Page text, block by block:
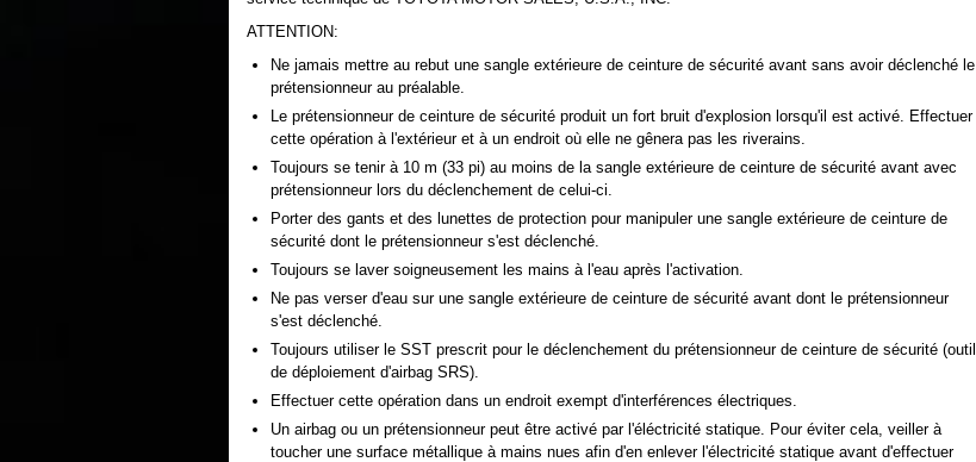
ATTENTION:
Ne jamais mettre au rebut une sangle extérieure de ceinture de sécurité avant sans avoir déclenché le
prétensionneur au préalable.
Le prétensionneur de ceinture de sécurité produit un fort bruit d'explosion lorsqu'il est activé. Effectuer
cette opération à l'extérieur et à un endroit où elle ne gênera pas les riverains.
Toujours se tenir à 10 m (33 pi) au moins de la sangle extérieure de ceinture de sécurité avant avec
prétensionneur lors du déclenchement de celui-ci.
Porter des gants et des lunettes de protection pour manipuler une sangle extérieure de ceinture de
sécurité dont le prétensionneur s'est déclenché.
Toujours se laver soigneusement les mains à l'eau après l'activation.
Ne pas verser d'eau sur une sangle extérieure de ceinture de sécurité avant dont le prétensionneur
s'est déclenché.
Toujours utiliser le SST prescrit pour le déclenchement du prétensionneur de ceinture de sécurité (outil
de déploiement d'airbag SRS).
Effectuer cette opération dans un endroit exempt d'interférences électriques.
Un airbag ou un prétensionneur peut être activé par l'éléctricité statique. Pour éviter cela, veiller à
toucher une surface métallique à mains nues afin d'en enlever l'électricité statique avant d'effectuer